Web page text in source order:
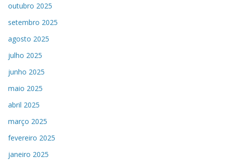
outubro 2025
setembro 2025
agosto 2025
julho 2025
junho 2025
maio 2025
abril 2025
março 2025
fevereiro 2025
janeiro 2025